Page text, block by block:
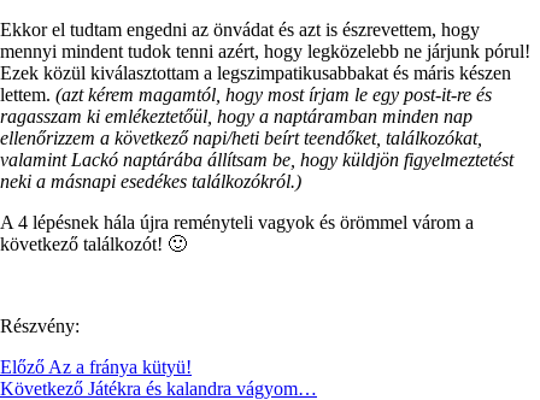
Ekkor el tudtam engedni az önvádat és azt is észrevettem, hogy
mennyi mindent tudok tenni azért, hogy legközelebb ne járjunk pórul!
Ezek közül kiválasztottam a legszimpatikusabbakat és máris készen
lettem. (azt kérem magamtól, hogy most írjam le egy post-it-re és
ragasszam ki emlékeztetőül, hogy a naptáramban minden nap
ellenőrizzem a következő napi/heti beírt teendőket, találkozókat,
valamint Lackó naptárába állítsam be, hogy küldjön figyelmeztetést
neki a másnapi esedékes találkozókról.)
A 4 lépésnek hála újra reményteli vagyok és örömmel várom a
következő találkozót! 🙂
Részvény:
Előző Az a fránya kütyü!
Következő Játékra és kalandra vágyom…